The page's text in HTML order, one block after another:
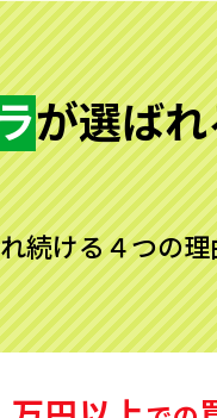
が選ば
続ける４つの